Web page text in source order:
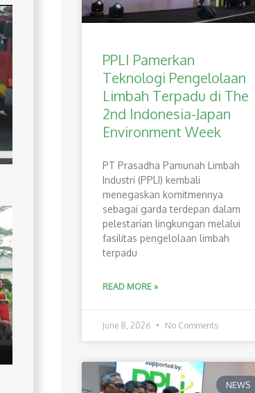
PPLI Pamerkan
Teknologi Pengelolaan
Limbah Terpadu di The
2nd Indonesia-Japan
Environment Week
PT Prasadha Pamunah Limbah
Industri (PPLI) kembali
menegaskan komitmennya
sebagai garda terdepan dalam
pelestarian lingkungan melalui
fasilitas pengelolaan limbah
terpadu
READ MORE »
June 8, 2026 No Comments
NEWS